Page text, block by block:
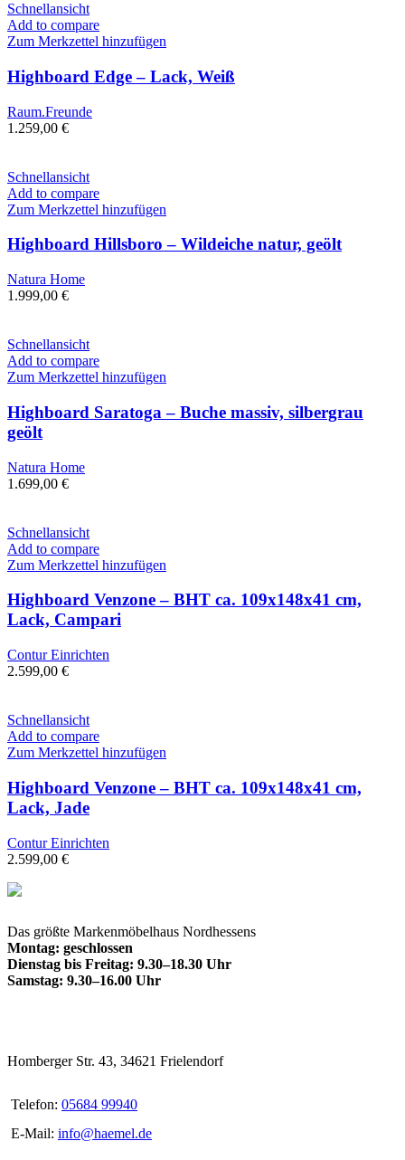
Schnellansicht
Add to compare
Zum Merkzettel hinzufügen
Highboard Edge – Lack, Weiß
Raum.Freunde
1.259,00 €
Schnellansicht
Add to compare
Zum Merkzettel hinzufügen
Highboard Hillsboro – Wildeiche natur, geölt
Natura Home
1.999,00 €
Schnellansicht
Add to compare
Zum Merkzettel hinzufügen
Highboard Saratoga – Buche massiv, silbergrau
geölt
Natura Home
1.699,00 €
Schnellansicht
Add to compare
Zum Merkzettel hinzufügen
Highboard Venzone – BHT ca. 109x148x41 cm,
Lack, Campari
Contur Einrichten
2.599,00 €
Schnellansicht
Add to compare
Zum Merkzettel hinzufügen
Highboard Venzone – BHT ca. 109x148x41 cm,
Lack, Jade
Contur Einrichten
2.599,00 €
Das größte Markenmöbelhaus Nordhessens
Montag: geschlossen
Dienstag bis Freitag: 9.30–18.30 Uhr
Samstag: 9.30–16.00 Uhr
Homberger Str. 43, 34621 Frielendorf
Telefon: 05684 99940
E-Mail: info@haemel.de